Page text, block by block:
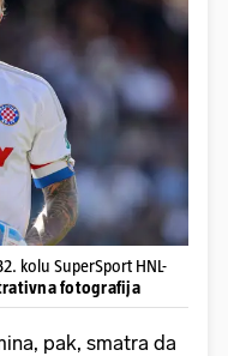
kolu SuperSport HNL-
fotografija
pak, smatra da